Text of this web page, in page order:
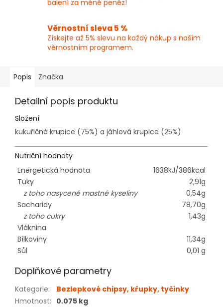
balení za méně peněz!
Věrnostní sleva 5 %
Získejte až 5% slevu na každý nákup s naším
věrnostním programem.
Popis Značka
Detailní popis produktu
Složení
kukuřičná krupice (75%) a jáhlová krupice (25%)
Nutriční hodnoty
Energetická hodnota
1638kJ/386kcal
Tuky
2,91g
z toho nasycené mastné kyseliny
0,54g
Sacharidy
78,70g
z toho cukry
1,43g
Vláknina
Bílkoviny
11,34g
Sůl
0,01 g
Doplňkové parametry
Kategorie:
Bezlepkové chipsy, křupky, tyčinky
Hmotnost: 0.075 kg